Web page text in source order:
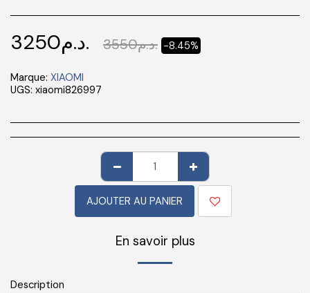
3250 د.م. 3550 د.م. -8.45%
Marque: XIAOMI
UGS: xiaomi826997
AJOUTER AU PANIER
En savoir plus
Description